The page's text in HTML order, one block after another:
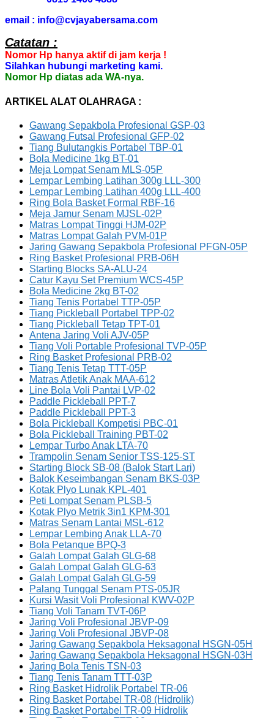
email : info@cvjayabersama.com
Catatan :
Nomor Hp hanya aktif di jam kerja !
Silahkan hubungi marketing kami.
Nomor Hp diatas ada WA-nya.
ARTIKEL ALAT OLAHRAGA :
Gawang Sepakbola Profesional GSP-03
Gawang Futsal Profesional GFP-02
Tiang Bulutangkis Portabel TBP-01
Bola Medicine 1kg BT-01
Meja Lompat Senam MLS-05P
Lempar Lembing Latihan 300g LLL-300
Lempar Lembing Latihan 400g LLL-400
Ring Bola Basket Formal RBF-16
Meja Jamur Senam MJSL-02P
Matras Lompat Tinggi HJM-02P
Matras Lompat Galah PVM-01P
Jaring Gawang Sepakbola Profesional PFGN-05P
Ring Basket Profesional PRB-06H
Starting Blocks SA-ALU-24
Catur Kayu Set Premium WCS-45P
Bola Medicine 2kg BT-02
Tiang Tenis Portabel TTP-05P
Tiang Pickleball Portabel TPP-02
Tiang Pickleball Tetap TPT-01
Antena Jaring Voli AJV-05P
Tiang Voli Portable Profesional TVP-05P
Ring Basket Profesional PRB-02
Tiang Tenis Tetap TTT-05P
Matras Atletik Anak MAA-612
Line Bola Voli Pantai LVP-02
Paddle Pickleball PPT-7
Paddle Pickleball PPT-3
Bola Pickleball Kompetisi PBC-01
Bola Pickleball Training PBT-02
Lempar Turbo Anak LTA-70
Trampolin Senam Senior TSS-125-ST
Starting Block SB-08 (Balok Start Lari)
Balok Keseimbangan Senam BKS-03P
Kotak Plyo Lunak KPL-401
Peti Lompat Senam PLSB-5
Kotak Plyo Metrik 3in1 KPM-301
Matras Senam Lantai MSL-612
Lempar Lembing Anak LLA-70
Bola Petanque BPQ-3
Galah Lompat Galah GLG-68
Galah Lompat Galah GLG-63
Galah Lompat Galah GLG-59
Palang Tunggal Senam PTS-05JR
Kursi Wasit Voli Profesional KWV-02P
Tiang Voli Tanam TVT-06P
Jaring Voli Profesional JBVP-09
Jaring Voli Profesional JBVP-08
Jaring Gawang Sepakbola Heksagonal HSGN-05H
Jaring Gawang Sepakbola Heksagonal HSGN-03H
Jaring Bola Tenis TSN-03
Tiang Tenis Tanam TTT-03P
Ring Basket Hidrolik Portabel TR-06
Ring Basket Portabel TR-08 (Hidrolik)
Ring Basket Portabel TR-09 Hidrolik